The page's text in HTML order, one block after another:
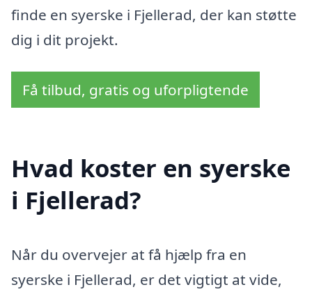
finde en syerske i Fjellerad, der kan støtte
dig i dit projekt.
Få tilbud, gratis og uforpligtende
Hvad koster en syerske
i Fjellerad?
Når du overvejer at få hjælp fra en
syerske i Fjellerad, er det vigtigt at vide,